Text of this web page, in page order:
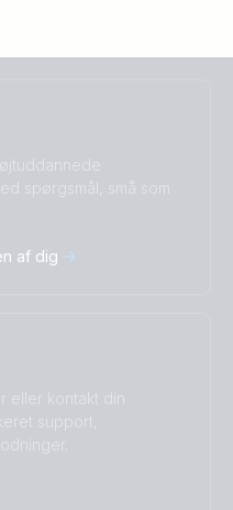
Dansk
Українська
spørgsmål, små som
af dig
eller kontakt din
support,